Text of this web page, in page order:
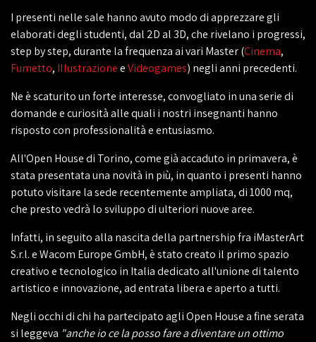
I presenti nelle sale hanno avuto modo di apprezzare gli
elaborati degli studenti, dal 2D al 3D, che rivelano i progressi,
step by step, durante la frequenza ai vari Master (Cinema,
Fumetto, IllustrazioneeVideogames) negli anni precedenti.
Ne è scaturito un forte interesse, convogliato in una serie di
domande e curiosità alle quali i nostri insegnanti hanno
risposto con professionalità e entusiasmo.
All'Open House di Torino, come già accaduto in primavera, è
stata presentata una novità in più, in quanto i presenti hanno
potuto visitare la sede recentemente ampliata, di 1000 mq,
che presto vedrà lo sviluppo di ulteriori nuove aree.
Infatti, in seguito alla nascita della partnership fra iMasterArt
S.r.l. e Wacom Europe GmbH, è stato creato il primo spazio
creativo e tecnologico in Italia dedicato all'unione di talento
artistico e innovazione, ad entrata libera e aperto a tutti.
Negli occhi di chi ha partecipato agli Open House a fine serata
si leggeva "anche io ce la posso fare a diventare un ottimo